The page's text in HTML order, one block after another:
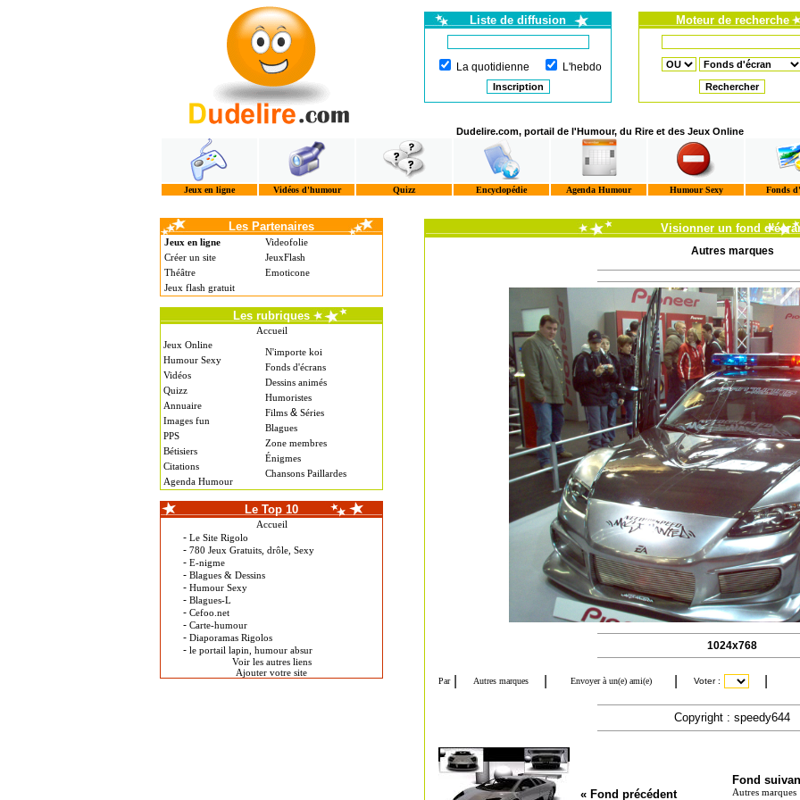
Liste de diffusion
La quotidienne L'hebdo
Moteur de recherche
Dudelire.com, portail de l'Humour, du Rire et des Jeux Online
Jeux en ligne Vidéos d'humour Quizz Encyclopédie Agenda Humour Humour Sexy Fonds
Les Partenaires
Jeux en ligne
Créer un site
Théâtre
Jeux flash gratuit
Videofolie
JeuxFlash
Emoticone
Les rubriques
Accueil
Jeux Online
Humour Sexy
Vidéos
Quizz
Annuaire
Images fun
PPS
Bétisiers
Citations
Agenda Humour
N'importe koi
Fonds d'écrans
Dessins animés
Humoristes
Films & Séries
Blagues
Zone membres
Énigmes
Chansons Paillardes
Le Top 10
Accueil
- Le Site Rigolo
- 780 Jeux Gratuits, drôle, Sexy
- E-nigme
- Blagues & Dessins
- Humour Sexy
- Blagues-L
- Cefoo.net
- Carte-humour
- Diaporamas Rigolos
- le portail lapin, humour absur
Voir les autres liens
Ajouter votre site
Visionner un fond
Autres marques
1024x768
Copyright : speedy644
« Fond précédent
Fond
Autres marques